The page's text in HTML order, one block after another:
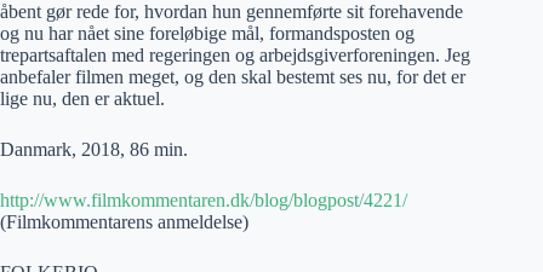
åbent gør rede for, hvordan hun gennemførte sit forehavende
og nu har nået sine foreløbige mål, formandsposten og
trepartsaftalen med regeringen og arbejdsgiverforeningen. Jeg
anbefaler filmen meget, og den skal bestemt ses nu, for det er
lige nu, den er aktuel.
Danmark, 2018, 86 min.
http://www.filmkommentaren.dk/blog/blogpost/4221/
(Filmkommentarens anmeldelse)